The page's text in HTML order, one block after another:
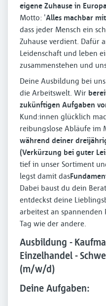
eigene Zuhause in
Motto: 'Alles machbar
dass jeder Mensch ein
Zuhause verdient. Dafür
Leidenschaft und leben
zusammenstehen und
Deine Ausbildung bei
die Arbeitswelt. Wir
zukünftigen Aufgaben
Kund:innen glücklich
reibungslose Abläufe im
während deiner
(Verkürzung bei guter
tief in unser Sortiment
legst damit das
Dabei baust du dein
entdeckst deine
arbeitest an
Tag wie der andere.
Ausbildung -
Einzelhandel -
(m/w/d)
Deine Aufgaben: